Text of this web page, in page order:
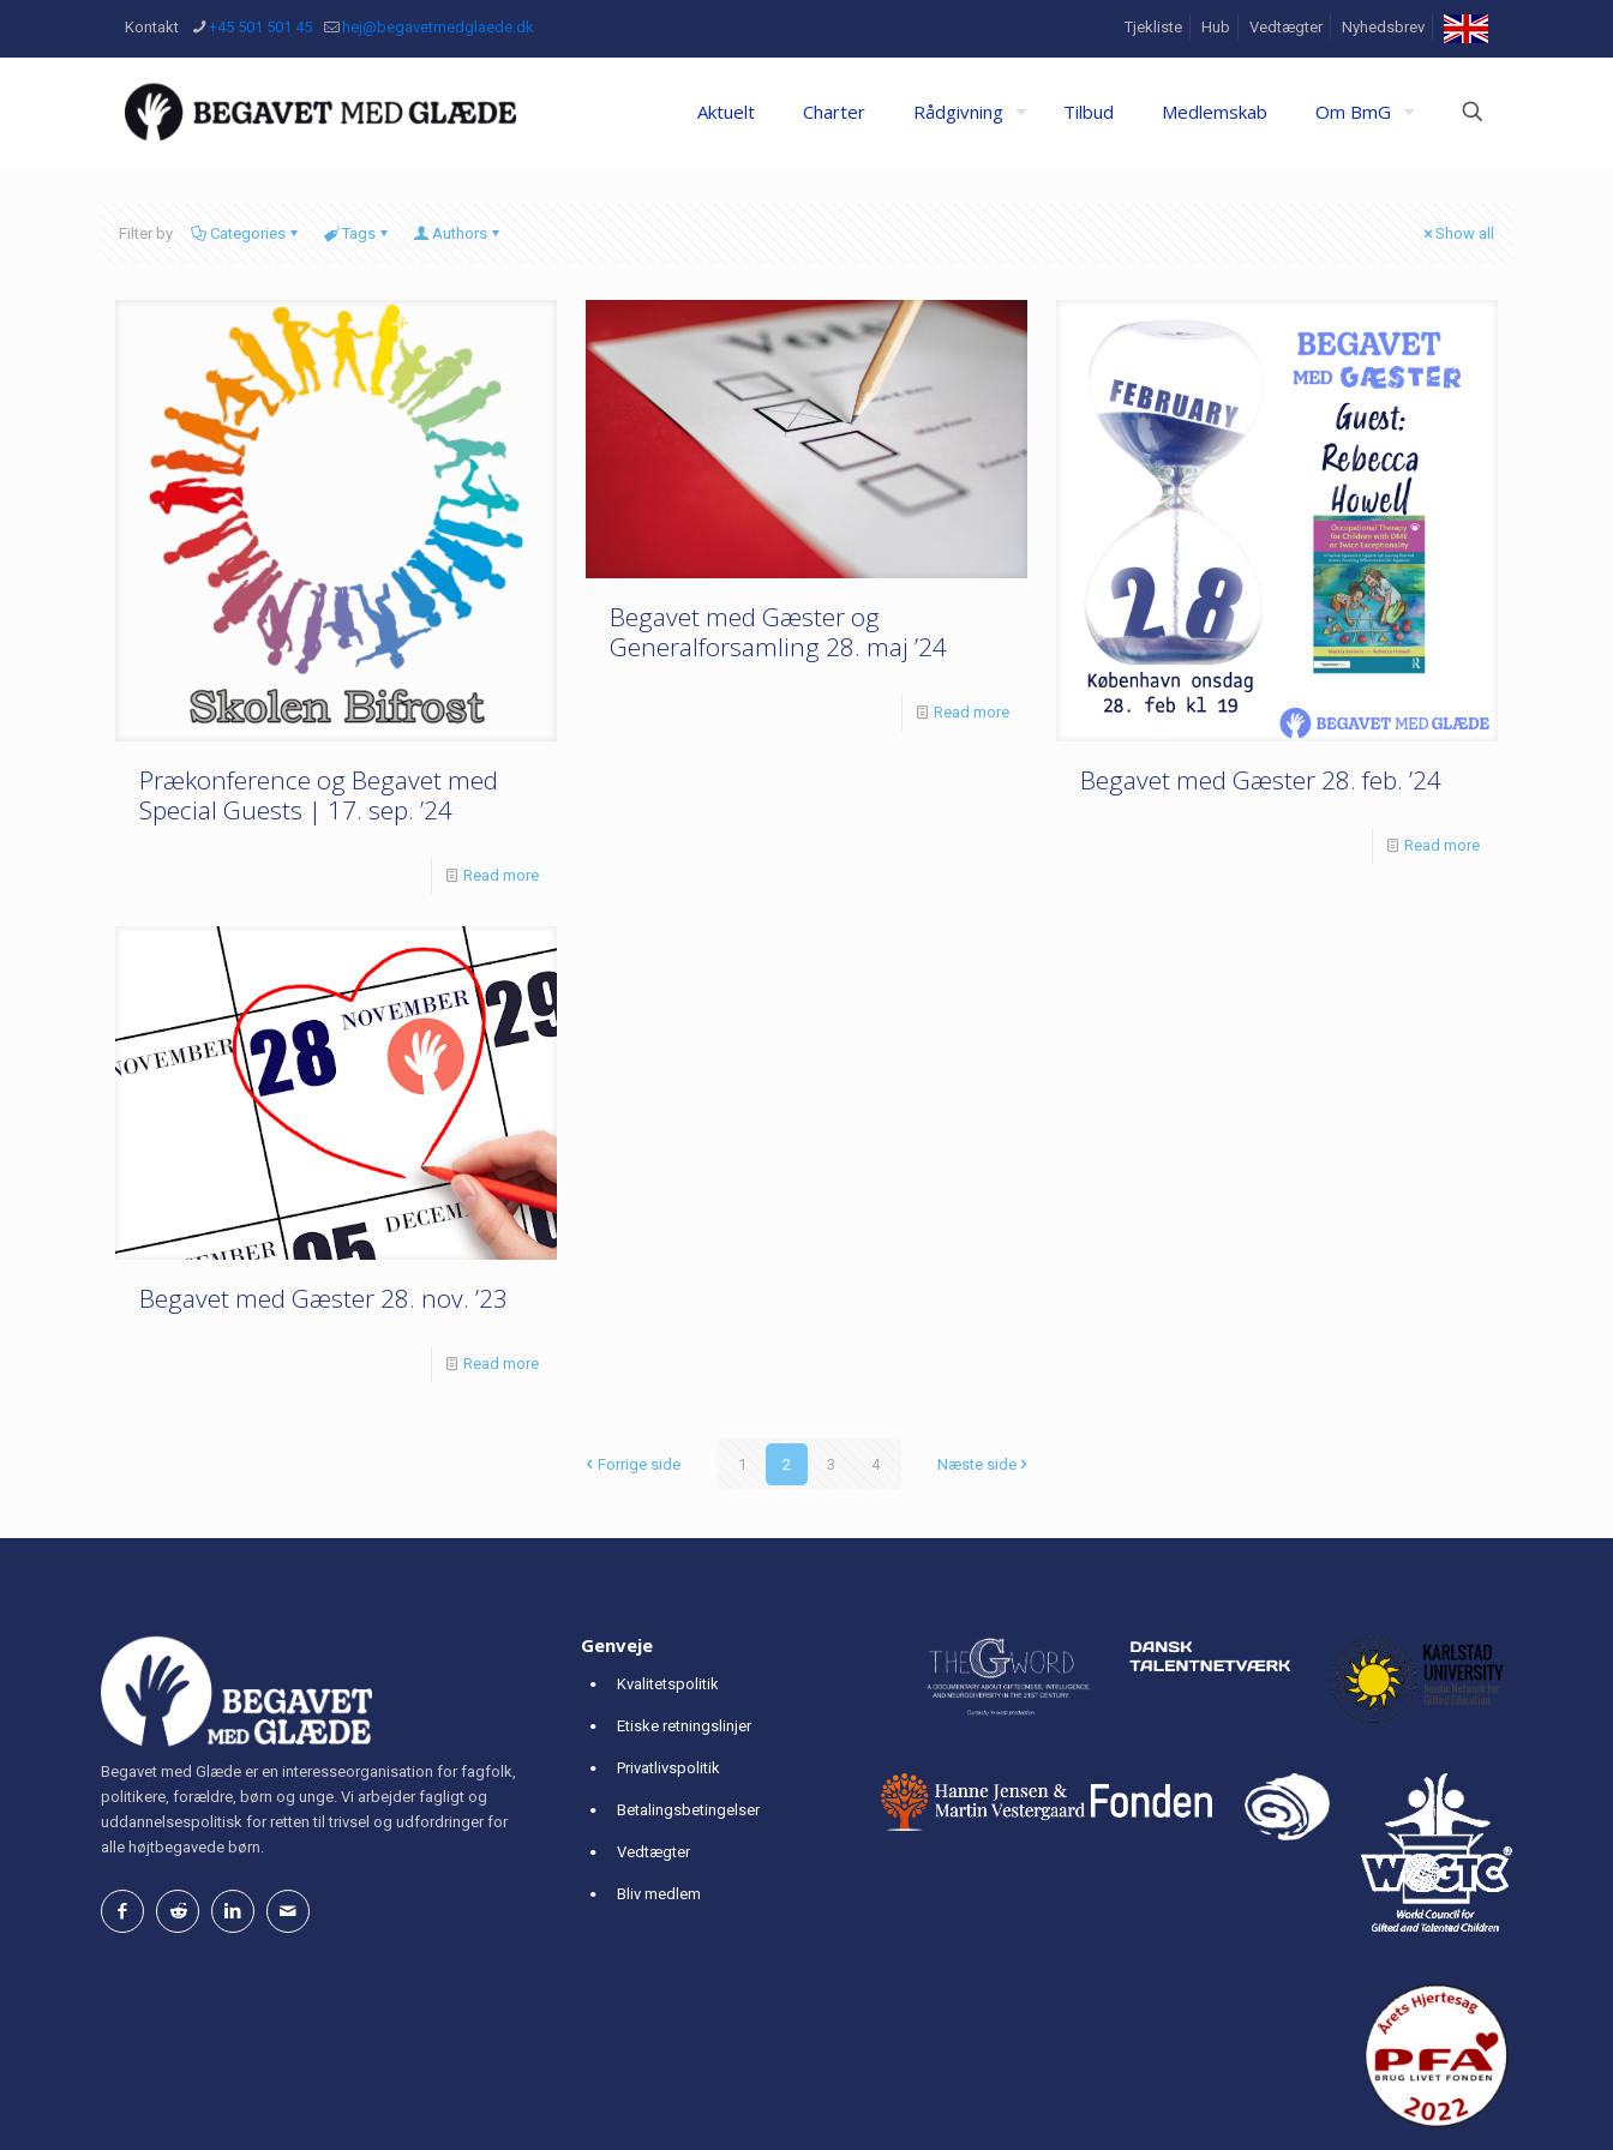
Kontakt +45 501 501 45 hej@begavetmedglaede.dk Tjekliste Hub Vedtægter Nyhedsbrev
In
Aktuelt Charter Rådgivning Tilbud Medlemskab Om BmG
Filter by Categories Tags Authors Show all
Prækonference og Begavet med
Special Guests | 17. sep. ’24
Read more
Begavet med Gæster og
Generalforsamling 28. maj ’24
Read more
Begavet med Gæster 28. feb. ’24
Read more
Begavet med Gæster 28. nov. ’23
Read more
Forrige side 1 2 3 4 Næste side
Begavet med Glæde er en interesseorganisation for fagfolk,
politikere, forældre, børn og unge. Vi arbejder fagligt og
uddannelsespolitisk for retten til trivsel og udfordringer for
alle højtbegavede børn.
Genveje
Kvalitetspolitik
Etiske retningslinjer
Privatlivspolitik
Betalingsbetingelser
Vedtægter
Bliv medlem